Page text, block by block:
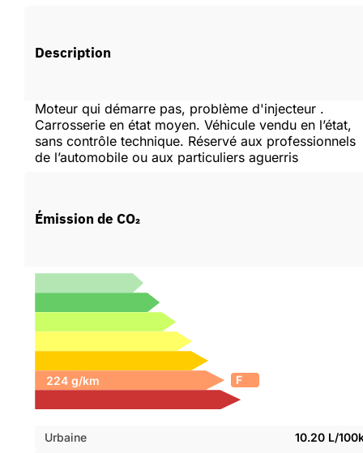
Description
Moteur qui démarre pas, problème d'injecteur .
Carrosserie en état moyen. Véhicule vendu en l’état,
sans contrôle technique. Réservé aux professionnels
de l’automobile ou aux particuliers aguerris
Émission de CO₂
F
Urbaine
10.20 L/